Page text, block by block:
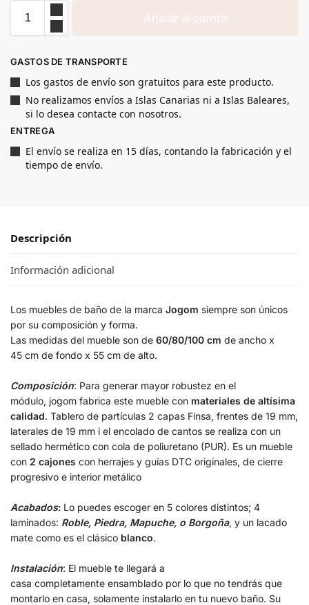
GASTOS DE TRANSPORTE
Los gastos de envío son gratuitos para este producto.
No realizamos envíos a Islas Canarias ni a Islas Baleares,
si lo desea contacte con nosotros.
ENTREGA
El envío se realiza en 15 días, contando la fabricación y el
tiempo de envío.
Descripción
Información adicional
Los muebles de baño de la marca Jogom siempre son únicos
por su composición y forma.
Las medidas del mueble son de 60/80/100 cm de ancho x
45 cm de fondo x 55 cm de alto.
Composición: Para generar mayor robustez en el
módulo, jogom fabrica este mueble con materiales de altísima
calidad. Tablero de partículas 2 capas Finsa, frentes de 19 mm,
laterales de 19 mm i el encolado de cantos se realiza con un
sellado hermético con cola de poliuretano (PUR). Es un mueble
con 2 cajones con herrajes y guías DTC originales, de cierre
progresivo e interior metálico
Acabados: Lo puedes escoger en 5 colores distintos; 4
laminados: Roble, Piedra, Mapuche, o Borgoña, y un lacado
mate como es el clásico blanco.
Instalación: El mueble te llegará a
casa completamente ensamblado por lo que no tendrás que
montarlo en casa, solamente instalarlo en tu nuevo baño. Su